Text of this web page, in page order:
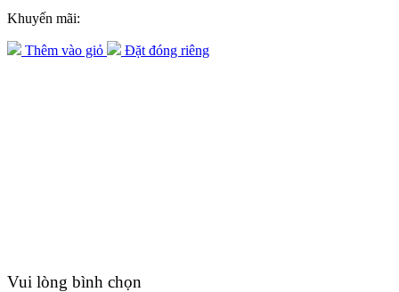
Khuyến mãi:
Thêm vào giỏ Đặt đóng riêng
Vui lòng bình chọn